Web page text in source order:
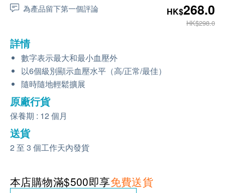
為產品留下第一個評論 HK$268.0
HK$298.0
詳情
數字表示最大和最小血壓外
以6個級別顯示血壓水平（高/正常/最佳）
隨時隨地輕鬆擴展
原廠行貨
保養期 : 12 個月
送貨
2 至 3 個工作天內發貨
本店購物滿$500即享免費送貨